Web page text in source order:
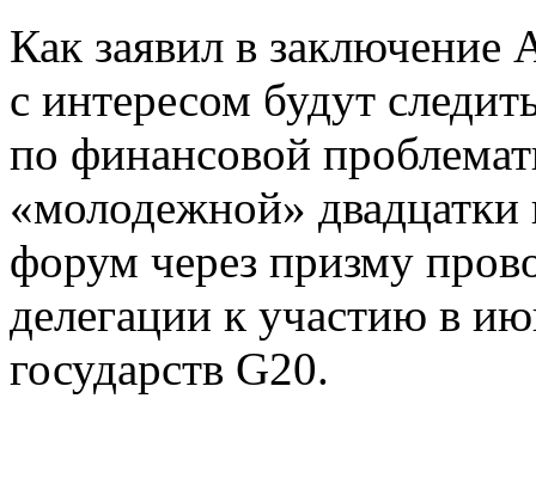
Как заявил в
с интересом будут
по финансовой
«молодежной» двадцатки
форум через призму
делегации к участию в
государств G20.